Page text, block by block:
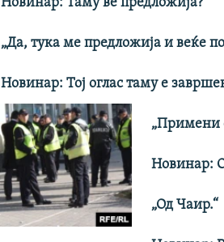
„Да, тука ме предложија и веќе
Новинар: Тој оглас таму е
„Примени
Новинар:
„Од Чаир.“